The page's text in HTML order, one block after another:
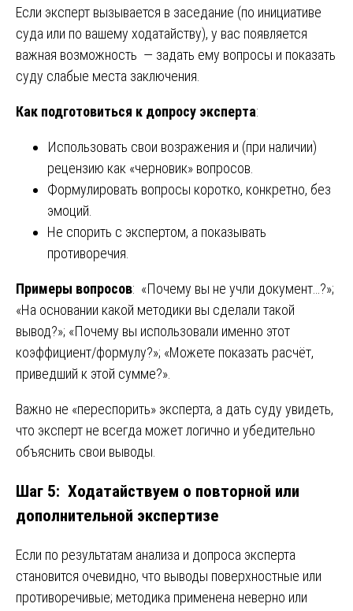
Если эксперт вызывается в заседание (по инициативе
суда или по вашему ходатайству), у вас появляется
важная возможность — задать ему вопросы и показать
суду слабые места заключения.
Как подготовиться к допросу эксперта:
Использовать свои возражения и (при наличии)
рецензию как «черновик» вопросов.
Формулировать вопросы коротко, конкретно, без
эмоций.
Не спорить с экспертом, а показывать
противоречия.
Примеры вопросов: «Почему вы не учли документ…?»;
«На основании какой методики вы сделали такой
вывод?»; «Почему вы использовали именно этот
коэффициент/формулу?»; «Можете показать расчёт,
приведший к этой сумме?».
Важно не «переспорить» эксперта, а дать суду увидеть,
что эксперт не всегда может логично и убедительно
объяснить свои выводы.
Шаг 5: Ходатайствуем о повторной или
дополнительной экспертизе
Если по результатам анализа и допроса эксперта
становится очевидно, что выводы поверхностные или
противоречивые; методика применена неверно или